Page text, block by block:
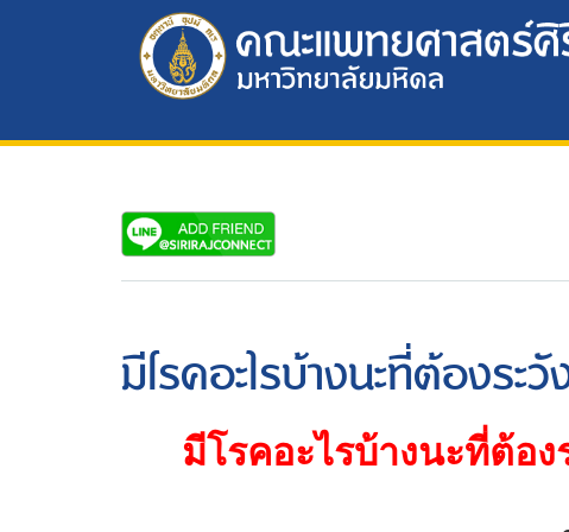
มีโรคอะไรบ้างนะที่ต้องร
มีโรคอะไรบ้างนะที่ต้อ